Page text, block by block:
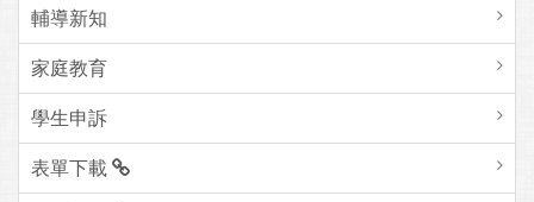
輔導新知
家庭教育
學生申訴
表單下載